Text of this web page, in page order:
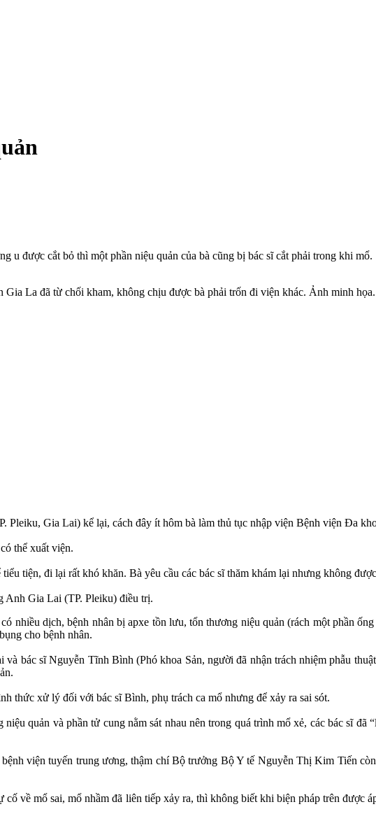
được cắt bỏ thì một phần niệu quản của bà cũng bị bác sĩ cắt phải trong khi mổ.
La đã từ chối kham, không chịu được bà phải trốn đi viện khác. Ảnh minh họa.
Gia Lai) kể lại, cách đây ít hôm bà làm thủ tục nhập viện Bệnh viện Đa
thể xuất viện.
tiện, đi lại rất khó khăn. Bà yêu cầu các bác sĩ thăm khám lại nhưng không
Anh Gia Lai (TP. Pleiku) điều trị.
nhiều dịch, bệnh nhân bị apxe tồn lưu, tổn thương niệu quản (rách một phần
cho bệnh nhân.
bác sĩ Nguyễn Tĩnh Bình (Phó khoa Sản, người đã nhận trách nhiệm phẫu
thức xử lý đối với bác sĩ Bình, phụ trách ca mổ nhưng để xảy ra sai sót.
quản và phần tử cung nằm sát nhau nên trong quá trình mổ xẻ, các bác sĩ đã
viện tuyến trung ương, thậm chí Bộ trưởng Bộ Y tế Nguyễn Thị Kim Tiến
về mổ sai, mổ nhầm đã liên tiếp xảy ra, thì không biết khi biện pháp trên được